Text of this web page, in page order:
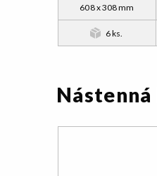
608 x 308 mm
6 ks.